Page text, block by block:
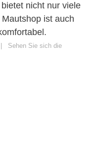
nicht nur viele
ist auch
Sehen Sie sich die